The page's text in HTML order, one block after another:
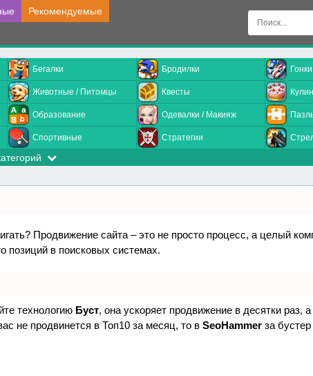
Рекомендуемые
Бегалки Бродилки Гонки
Животные / Питомцы Квесты
Образование Одевалки / Макияж
Спортивные Стратегии
Продвижение сайта – это не просто процесс, а целый
позиций в поисковых системах.
технологию Буст, она ускоряет продвижение в десятки раз,
не продвинется в Топ10 за месяц, то в SeoHammer за бустер